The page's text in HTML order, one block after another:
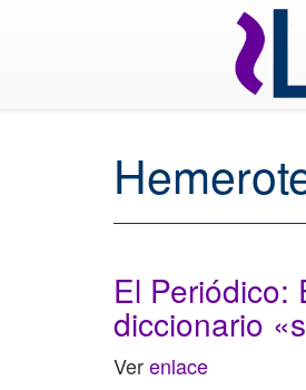
El Periódico:
diccionario
Verenlace